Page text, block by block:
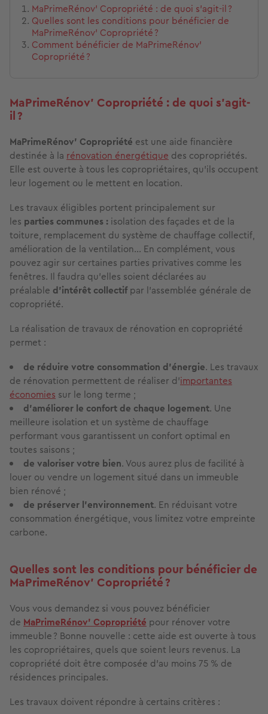
MaPrimeRénov' Copropriété : de quoi s’agit-il ?
Quelles sont les conditions pour bénéficier de
MaPrimeRénov’ Copropriété ?
Comment bénéficier de MaPrimeRénov’
Copropriété ?
MaPrimeRénov' Copropriété : de quoi s’agit-
il ?
MaPrimeRénov' Copropriété est une aide financière
destinée à la rénovation énergétique des copropriétés.
Elle est ouverte à tous les copropriétaires, qu’ils occupent
leur logement ou le mettent en location.
Les travaux éligibles portent principalement sur
les parties communes : isolation des façades et de la
toiture, remplacement du système de chauffage collectif,
amélioration de la ventilation… En complément, vous
pouvez agir sur certaines parties privatives comme les
fenêtres. Il faudra qu’elles soient déclarées au
préalable d’intérêt collectifpar l’assemblée générale de
copropriété.
La réalisation de travaux de rénovation en copropriété
permet :
de réduire votre consommation d’énergie. Les travaux
de rénovation permettent de réaliser d’importantes
économies sur le long terme ;
d’améliorer le confort de chaque logement. Une
meilleure isolation et un système de chauffage
performant vous garantissent un confort optimal en
toutes saisons ;
de valoriser votre bien. Vous aurez plus de facilité à
louer ou vendre un logement situé dans un immeuble
bien rénové ;
de préserver l’environnement. En réduisant votre
consommation énergétique, vous limitez votre empreinte
carbone.
Quelles sont les conditions pour bénéficier de
MaPrimeRénov’ Copropriété ?
Vous vous demandez si vous pouvez bénéficier
de MaPrimeRénov' Copropriété pour rénover votre
immeuble ? Bonne nouvelle : cette aide est ouverte à tous
les copropriétaires, quels que soient leurs revenus. La
copropriété doit être composée d’au moins 75 % de
résidences principales.
Les travaux doivent répondre à certains critères :